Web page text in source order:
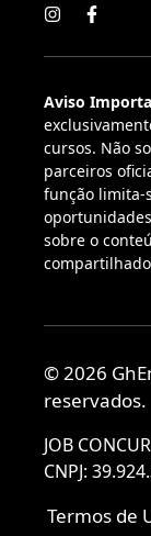
Aviso
cursos. Não
parceiros
função limita-
sobre o
© 2026
reservados.
JOB
CNPJ:
Termos de